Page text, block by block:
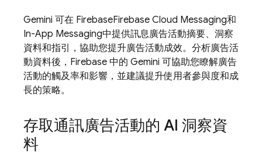
Gemini 可在 FirebaseFirebase Cloud Messaging和
In-App Messaging中提供訊息廣告活動摘要、洞察
資料和指引，協助您提升廣告活動成效。分析廣告活
動資料後， Firebase 中的 Gemini 可協助您瞭解廣告
活動的觸及率和影響，並建議提升使用者參與度和成
長的策略。
存取通訊廣告活動的 AI 洞察資
料